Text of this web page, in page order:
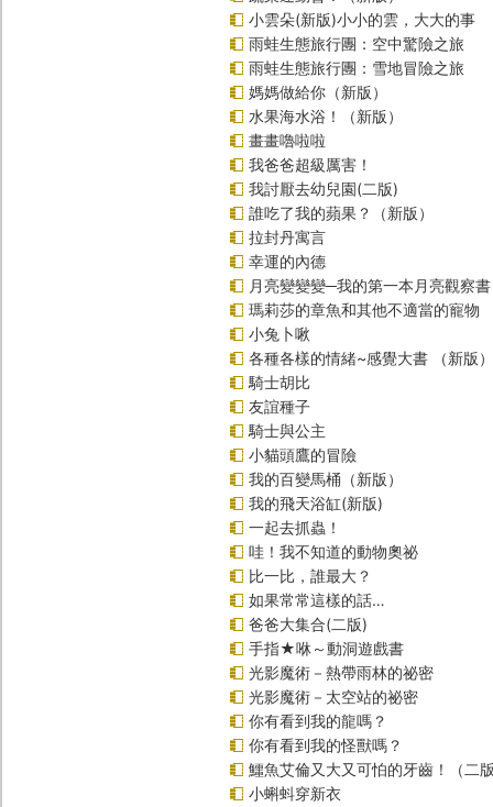
小雲朵(新版)小小的雲，大大的事
雨蛙生態旅行團：空中驚險之旅
雨蛙生態旅行團：雪地冒險之旅
媽媽做給你（新版）
水果海水浴！（新版）
畫畫嚕啦啦
我爸爸超級厲害！
我討厭去幼兒園(二版)
誰吃了我的蘋果？（新版）
拉封丹寓言
幸運的內德
月亮變變變─我的第一本月亮觀察書
瑪莉莎的章魚和其他不適當的寵物
小兔卜啾
各種各樣的情緒~感覺大書 （新版）
騎士胡比
友誼種子
騎士與公主
小貓頭鷹的冒險
我的百變馬桶（新版）
我的飛天浴缸(新版)
一起去抓蟲！
哇！我不知道的動物奧祕
比一比，誰最大？
如果常常這樣的話…
爸爸大集合(二版)
手指★咻～動洞遊戲書
光影魔術－熱帶雨林的祕密
光影魔術－太空站的祕密
你有看到我的龍嗎？
你有看到我的怪獸嗎？
鱷魚艾倫又大又可怕的牙齒！（二
小蝌蚪穿新衣